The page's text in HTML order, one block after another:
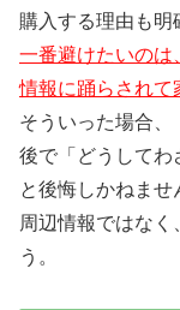
購入する理由も明
一番避けたいのは
情報に踊らされて
そういった場合、
後で「どうして
と後悔しかねませ
周辺情報ではなく
う。